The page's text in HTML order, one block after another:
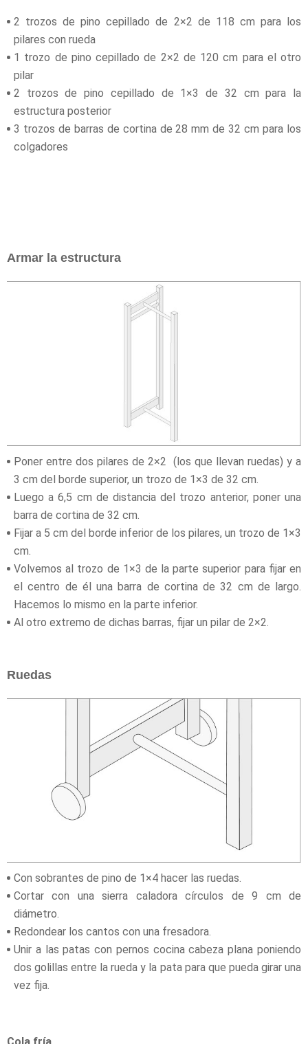
2 trozos de pino cepillado de 2×2 de 118 cm para los
pilares con rueda
1 trozo de pino cepillado de 2×2 de 120 cm para el otro
pilar
2 trozos de pino cepillado de 1×3 de 32 cm para la
estructura posterior
3 trozos de barras de cortina de 28 mm de 32 cm para los
colgadores
Armar la estructura
Poner entre dos pilares de 2×2 (los que llevan ruedas) y a
3 cm del borde superior, un trozo de 1×3 de 32 cm.
Luego a 6,5 cm de distancia del trozo anterior, poner una
barra de cortina de 32 cm.
Fijar a 5 cm del borde inferior de los pilares, un trozo de 1×3
cm.
Volvemos al trozo de 1×3 de la parte superior para fijar en
el centro de él una barra de cortina de 32 cm de largo.
Hacemos lo mismo en la parte inferior.
Al otro extremo de dichas barras, fijar un pilar de 2×2.
Ruedas
Con sobrantes de pino de 1×4 hacer las ruedas.
Cortar con una sierra caladora círculos de 9 cm de
diámetro.
Redondear los cantos con una fresadora.
Unir a las patas con pernos cocina cabeza plana poniendo
dos golillas entre la rueda y la pata para que pueda girar una
vez fija.